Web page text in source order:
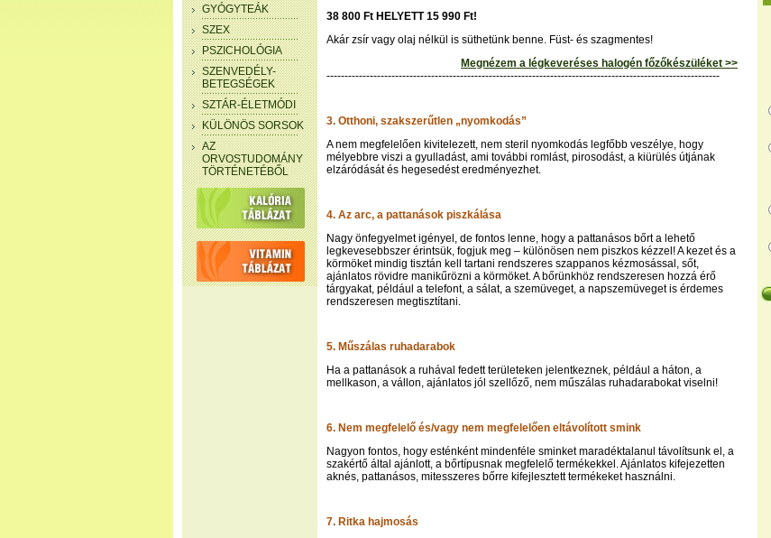
GYÓGYTEÁK
SZEX
PSZICHOLÓGIA
SZENVEDÉLY-
BETEGSÉGEK
SZTÁR-ÉLETMÓDI
KÜLÖNÖS SORSOK
AZ
ORVOSTUDOMÁNY
TÖRTÉNETÉBŐL
38 800 Ft HELYETT 15 990 Ft!
Akár zsír vagy olaj nélkül is süthetünk benne. Füst- és szagmentes!
Megnézem a légkeveréses halogén főzőkészüléket >>
-------------------------------------------------------------------------------------------------------------
3. Otthoni, szakszerűtlen „nyomkodás”
A nem megfelelően kivitelezett, nem steril nyomkodás legfőbb veszélye, hogy
mélyebbre viszi a gyulladást, ami további romlást, pirosodást, a kiürülés útjának
elzáródását és hegesedést eredményezhet.
4. Az arc, a pattanások piszkálása
Nagy önfegyelmet igényel, de fontos lenne, hogy a pattanásos bőrt a lehető
legkevesebbszer érintsük, fogjuk meg – különösen nem piszkos kézzel! A kezet és a
körmöket mindig tisztán kell tartani rendszeres szappanos kézmosással, sőt,
ajánlatos rövidre manikűrözni a körmöket. A bőrünkhöz rendszeresen hozzá érő
tárgyakat, például a telefont, a sálat, a szemüveget, a napszemüveget is érdemes
rendszeresen megtisztítani.
5. Műszálas ruhadarabok
Ha a pattanások a ruhával fedett területeken jelentkeznek, például a háton, a
mellkason, a vállon, ajánlatos jól szellőző, nem műszálas ruhadarabokat viselni!
6. Nem megfelelő és/vagy nem megfelelően eltávolított smink
Nagyon fontos, hogy esténként mindenféle sminket maradéktalanul távolítsunk el, a
szakértő által ajánlott, a bőrtípusnak megfelelő termékekkel. Ajánlatos kifejezetten
aknés, pattanásos, mitesszeres bőrre kifejlesztett termékeket használni.
7. Ritka hajmosás